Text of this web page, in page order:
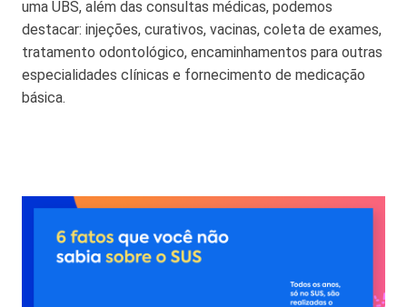
uma UBS, além das consultas médicas, podemos
destacar: injeções, curativos, vacinas, coleta de exames,
tratamento odontológico, encaminhamentos para outras
especialidades clínicas e fornecimento de medicação
básica.